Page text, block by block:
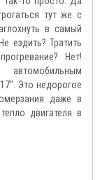
тут же с
в самый
ездить? Тратить
Нет!
автомобильным
Это недорогое
даже в
двигателя в